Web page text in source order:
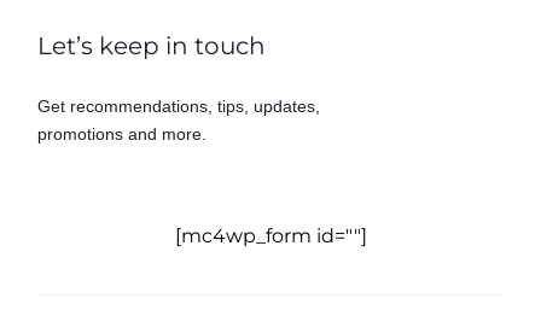
Let’s keep in touch
Get recommendations, tips, updates,
promotions and more.
[mc4wp_form id=""]